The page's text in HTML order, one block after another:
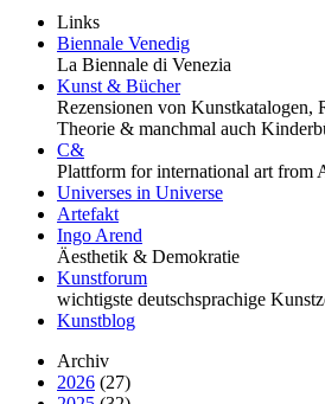
Links
Biennale Venedig
La Biennale di Venezia
Kunst & Bücher
Rezensionen von Kunstkatalogen,
Theorie & manchmal auch
C&
Plattform for international art from
Universes in Universe
Artefakt
Ingo Arend
Äesthetik & Demokratie
Kunstforum
wichtigste deutschsprachige
Kunstblog
Archiv
2026 (27)